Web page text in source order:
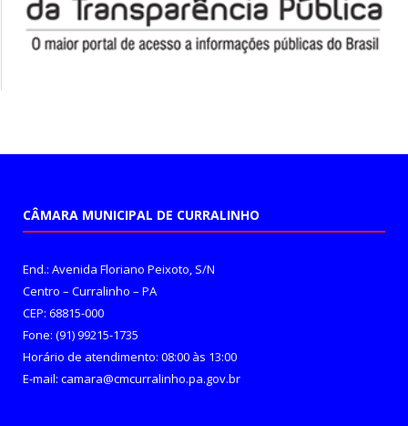
CÂMARA MUNICIPAL DE CURRALINHO
End.: Avenida Floriano Peixoto, S/N
Centro – Curralinho – PA
CEP: 68815-000
Fone: (91) 99215-1735
Horário de atendimento: 08:00 às 13:00
E-mail: camara@cmcurralinho.pa.gov.br